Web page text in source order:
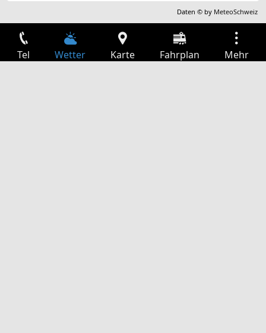
Daten © by MeteoSchweiz
Tel Wetter Karte Fahrplan Mehr